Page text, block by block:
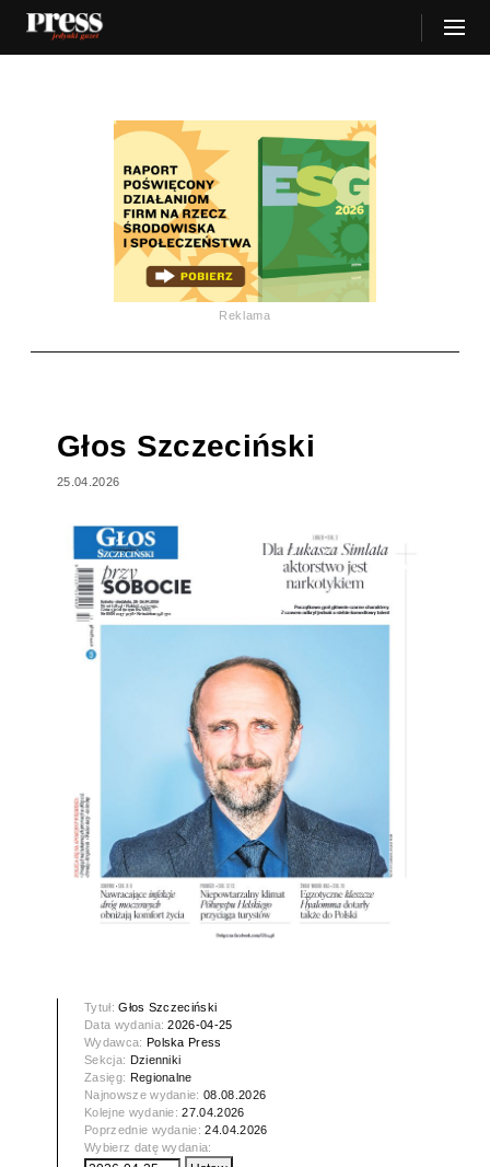
Reklama
Głos Szczeciński
25.04.2026
Tytuł:Głos Szczeciński
Data wydania:2026-04-25
Wydawca: Polska Press
Sekcja: Dzienniki
Zasięg: Regionalne
Najnowsze wydanie:08.08.2026
Kolejne wydanie:27.04.2026
Poprzednie wydanie:24.04.2026
Wybierz datę wydania: